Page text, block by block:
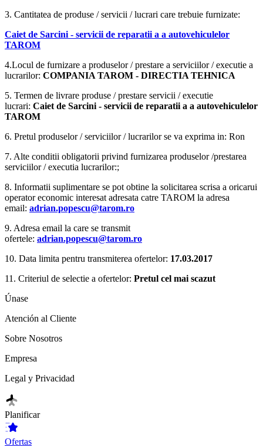
3. Cantitatea de produse / servicii / lucrari care trebuie furnizate:
Caiet de Sarcini - servicii de reparatii a a autovehiculelor
TAROM
4.Locul de furnizare a produselor / prestare a serviciilor / executie a
lucrarilor: COMPANIA TAROM - DIRECTIA TEHNICA
5. Termen de livrare produse / prestare servicii / executie
lucrari: Caiet de Sarcini - servicii de reparatii a a autovehiculelor
TAROM
6. Pretul produselor / serviciilor / lucrarilor se va exprima in: Ron
7. Alte conditii obligatorii privind furnizarea produselor /prestarea
serviciilor / executia lucrarilor:;
8. Informatii suplimentare se pot obtine la solicitarea scrisa a oricarui
operator economic interesat adresata catre TAROM la adresa
email: adrian.popescu@tarom.ro
9. Adresa email la care se transmit
ofertele: adrian.popescu@tarom.ro
10. Data limita pentru transmiterea ofertelor: 17.03.2017
11. Criteriul de selectie a ofertelor: Pretul cel mai scazut
Únase
Atención al Cliente
Sobre Nosotros
Empresa
Legal y Privacidad
Planificar
Ofertas